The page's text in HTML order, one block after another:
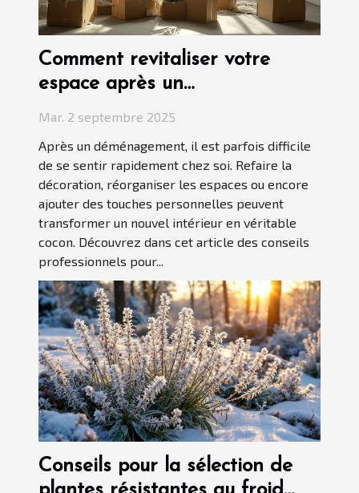
Comment revitaliser votre
espace après un
Mar. 2 septembre 2025
Après un déménagement, il est parfois difficile
de se sentir rapidement chez soi. Refaire la
décoration, réorganiser les espaces ou encore
ajouter des touches personnelles peuvent
transformer un nouvel intérieur en véritable
cocon. Découvrez dans cet article des conseils
professionnels pour...
Conseils pour la sélection de